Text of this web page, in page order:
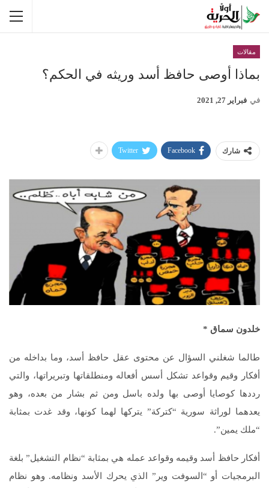
مقالات
بماذا أوصى حافظ أسد وريثه في الحكم؟
في فبراير 27, 2021
شارك Facebook
Twitter
خلدون سماق *
طالما شغلني السؤال عن محتوى عقل حافظ أسد، وما بداخله من
أفكار وقيم وقواعد تشكل أسس أفعاله ومنطلقاتها وتبريراتها، والتي
رددها كوصايا أوصى بها ولده باسل ومن ثم بشار من بعده، وهو
يعدهما لوراثة سورية “كتركة” يتركها لهما كونها، وقد غدت بمثابة
“ملك يمين”.
أفكار حافظ أسد وقيمه وقواعد عمله هي بمثابة “نظام التشغيل” بلغة
البرمجيات أو “السوفت وير” الذي يحرك الأسد ونظامه. وهو نظام